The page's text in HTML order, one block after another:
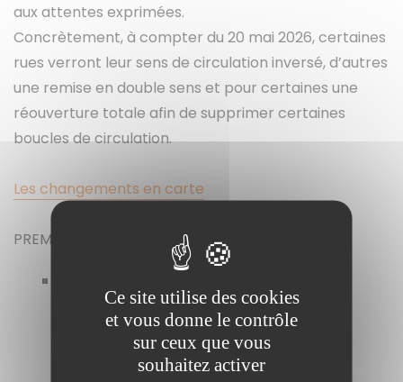
aux attentes exprimées.
Concrètement, à compter du 20 mai 2026, certaines
rues verront leur sens de circulation inversé, d’autres
une remise en double sens et pour certaines une
réouverture totale afin de supprimer certaines
boucles de circulation.
Les changements en carte
PREMIÈRE PHASE – Dès le 20 mai 2026
de la circulation à double sens entre le
boulevard Montesquieu et l’Avenue des
Sources, à 11h30, en présence d’Olivier
Ce site utilise des cookies
et vous donne le contrôle
sur ceux que vous
souhaitez activer